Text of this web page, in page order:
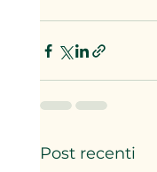
Post recenti